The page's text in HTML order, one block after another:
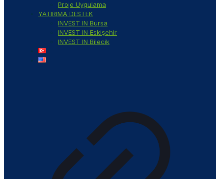
Proje Uygulama
YATIRIMA DESTEK
INVEST IN Bursa
INVEST IN Eskişehir
INVEST IN Bilecik